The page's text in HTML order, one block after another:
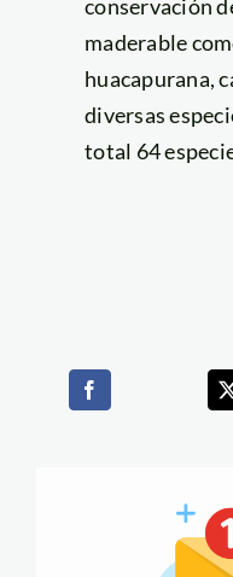
conservación
maderable
huacapurana,
diversas
total 64